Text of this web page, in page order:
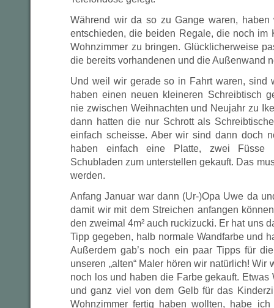
Während wir da so zu Gange waren,
entschieden, die beiden Regale, die noch im
Wohnzimmer zu bringen. Glücklicherweise
die bereits vorhandenen und die Außenwand
Und weil wir gerade so in Fahrt waren, sind
haben einen neuen kleineren Schreibtisch
nie zwischen Weihnachten und Neujahr zu
dann hatten die nur Schrott als
einfach scheisse. Aber wir sind dann doch
haben einfach eine Platte, zwei Füsse
Schubladen zum unterstellen gekauft. Das
werden.
Anfang Januar war dann (Ur-)Opa Uwe da
damit wir mit dem Streichen anfangen
den zweimal 4m² auch ruckizucki. Er hat uns
Tipp gegeben, halb normale Wandfarbe und
Außerdem gab’s noch ein paar Tipps für
unseren „alten“ Maler hören wir natürlich! Wir
noch los und haben die Farbe gekauft. Etwas
und ganz viel von dem Gelb für das
Wohnzimmer fertig haben wollten, habe